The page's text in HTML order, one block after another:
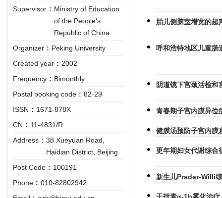
Supervisor : Ministry of Education
of the People's
Republic of China
Organizer : Peking University
Created year : 2002
Frequency : Bimonthly
Postal booking code : 82-29
ISSN : 1671-878X
CN : 11-4831/R
Address : 38 Xueyuan Road,
Haidian District, Beijing
Post Code : 100191
Phone : 010-82802942
胎儿侧脑室增宽的超
呼和浩特地区儿童肠
阴道镜下宫颈活检和
青春期子宫内膜异位
健膜汤预防子宫内膜
更年期妇女代谢综合
新生儿Prader-Willi